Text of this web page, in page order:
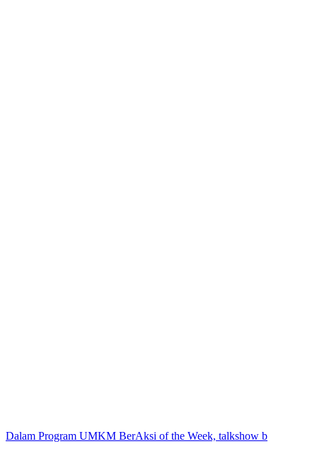
Dalam Program UMKM BerAksi of the Week, talkshow b